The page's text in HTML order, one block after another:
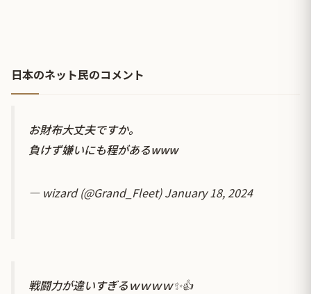
日本のネット民のコメント
お財布大丈夫ですか。
負けず嫌いにも程があるwww
— wizard (@Grand_Fleet)January 18, 2024
戦闘力が違いすぎるｗｗｗｗ✨👍